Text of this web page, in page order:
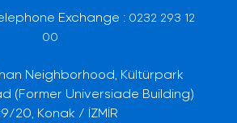
Exchange : 0232 293 12
00
Neighborhood, Kültürpark
(Former Universiade Building)
20, Konak / İZMİR